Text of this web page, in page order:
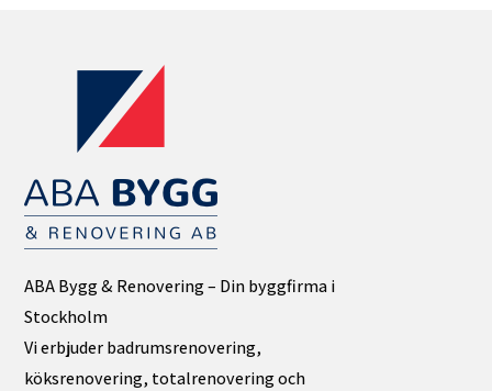
ABA Bygg & Renovering – Din byggfirma i
Stockholm
Vi erbjuder badrumsrenovering,
köksrenovering, totalrenovering och